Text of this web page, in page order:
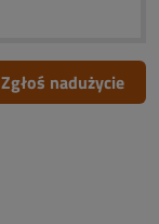
Zgłoś nadużycie